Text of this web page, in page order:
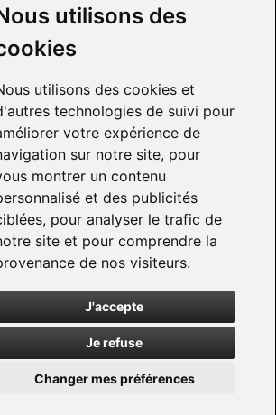
utilisons des
utilisons des cookies et
technologies de suivi pour
votre expérience de
sur notre site, pour
montrer un contenu
et des publicités
pour analyser le trafic de
site et pour comprendre la
de nos visiteurs.
J'accepte
Je refuse
Changer mes préférences
de Vente
après 2016
pour groupes électrogènes ou des
AGRI. Tous droits réservés.